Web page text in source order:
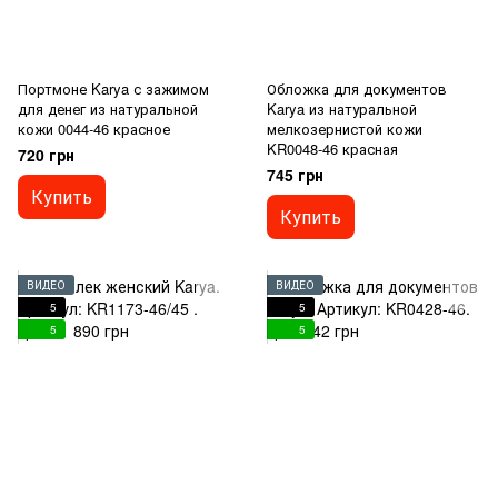
Портмоне Karya с зажимом
для денег из натуральной
кожи 0044-46 красное
720 грн
Купить
Обложка для документов
Karya из натуральной
мелкозернистой кожи
KR0048-46 красная
745 грн
Купить
ВИДЕО
5
5
ВИДЕО
5
5